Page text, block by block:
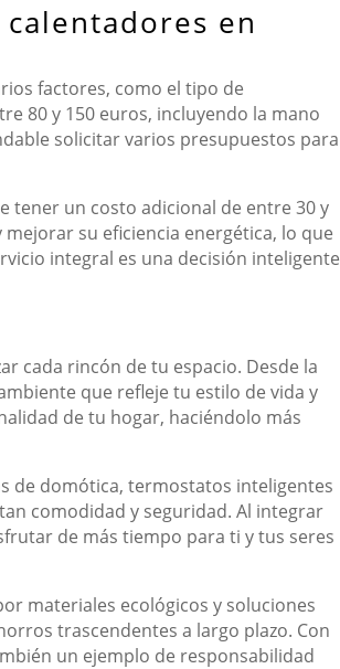
en
factores, como el tipo de
80 y 150 euros, incluyendo la mano
solicitar varios presupuestos para
tener un costo adicional de entre 30 y
su eficiencia energética, lo que
integral es una decisión inteligente
cada rincón de tu espacio. Desde la
que refleje tu estilo de vida y
de tu hogar, haciéndolo más
de domótica, termostatos inteligentes
comodidad y seguridad. Al integrar
de más tiempo para ti y tus seres
materiales ecológicos y soluciones
trascendentes a largo plazo. Con
un ejemplo de responsabilidad